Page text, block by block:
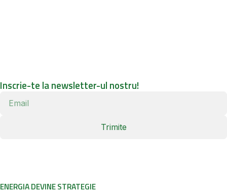
Inscrie-te la newsletter-ul nostru!
Trimite
ENERGIA DEVINE STRATEGIE